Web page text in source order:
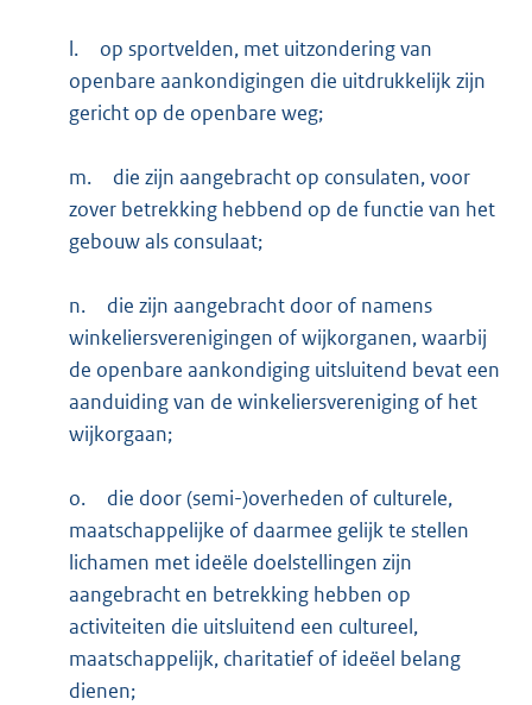
l.
op sportvelden, met uitzondering van
openbare aankondigingen die uitdrukkelijk zijn
gericht op de openbare weg;
m.
die zijn aangebracht op consulaten, voor
zover betrekking hebbend op de functie van het
gebouw als consulaat;
n.
die zijn aangebracht door of namens
winkeliersverenigingen of wijkorganen, waarbij
de openbare aankondiging uitsluitend bevat een
aanduiding van de winkeliersvereniging of het
wijkorgaan;
o.
die door (semi-)overheden of culturele,
maatschappelijke of daarmee gelijk te stellen
lichamen met ideële doelstellingen zijn
aangebracht en betrekking hebben op
activiteiten die uitsluitend een cultureel,
maatschappelijk, charitatief of ideëel belang
dienen;